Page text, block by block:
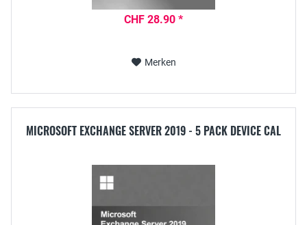
CHF 28.90 *
Merken
MICROSOFT EXCHANGE SERVER 2019 - 5 PACK DEVICE CAL